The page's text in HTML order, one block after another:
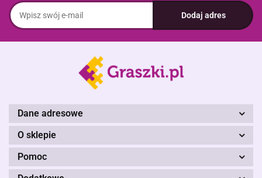
Dane adresowe
O sklepie
Pomoc